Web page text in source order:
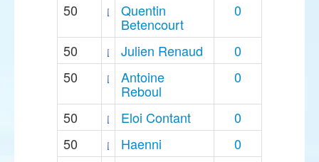
50
Quentin
Betencourt
0
50 Julien Renaud
0
50
Antoine
Reboul
0
50 Eloi Contant
0
50
Haenni
0